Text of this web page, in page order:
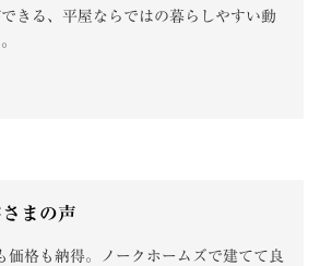
きる、平屋ならではの暮らしやすい動
まの声
価格も納得。ノークホームズで建てて良